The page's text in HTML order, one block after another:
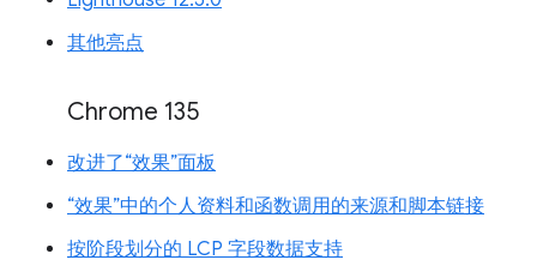
其他亮点
Chrome 135
改进了“效果”面板
“效果”中的个人资料和函数调用的来源和脚本链接
按阶段划分的 LCP 字段数据支持